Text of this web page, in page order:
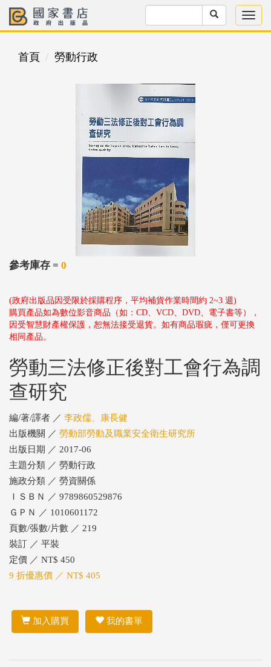
首頁 勞動行政
參考庫存 = 0
(政府出版品因受限於採購程序，平均補貨作業時間約 2~3 週)
購買產品如為數位影音商品（如：CD、VCD、DVD、電子書等），
因受智慧財產權保護，恕無法接受退貨。如有商品瑕疵，僅可更換
相同產品。
勞動三法修正後對工會行為調
查研究
編/著/譯者 ／ 李政儒、康長健
出版機關 ／ 勞動部勞動及職業安全衛生研究所
出版日期 ／ 2017-06
主題分類 ／ 勞動行政
施政分類 ／ 勞資關係
ＩＳＢＮ ／ 9789860529876
ＧＰＮ ／ 1010601172
頁數/張數/片數 ／ 219
裝訂 ／ 平裝
定價 ／ NT$ 450
9 折優惠價 ／ NT$ 405
加入購買 我的書單